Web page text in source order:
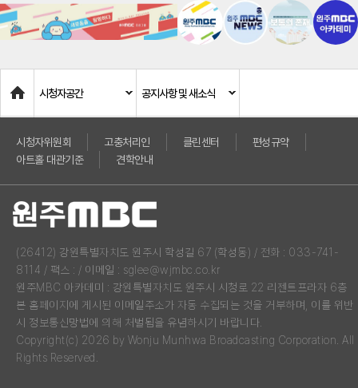
Home
시청자공간 공지사항 및 새소식
시청자위원회 고충처리인 클린센터
편성규약
아트홀 대관기준
견학안내
(26412) 강원특별자치도 원주시 학성길 67 (학성동) / 전화 : 033-741-
8114 / 팩스 : / 이메일 : sglee@wjmbc.co.kr
원주MBC 아카데미 : 강원특별자치도 원주시 시청로 22 리젠트프라자 6층
본 홈페이지에 게시된 이메일주소가 자동 수집되는 것을 거부하며, 이를 위반
시 정보통신망법에 의해 처벌됨을 유념하시기 바랍니다.
Copyright(c) 2026 by Wonju Munhwa Broadcasting Corporation. All
Rights Reserved.